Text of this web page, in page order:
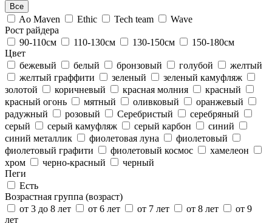
Все
Ao Maven Ethic Tech team
Wave
Рост райдера
90-110см
110-130см 130-150см
150-180см
Цвет
бежевый
белый бронзовый голубой
желтый
желтый граффити
зеленый
зеленый камуфляж
золотой
коричневый красная молния
красный
красный огонь
мятный оливковый
оранжевый
радужный
розовый Серебристый
серебряный
серый
серый камуфляж серый карбон
синий
синий металлик
фиолетовая луна
фиолетовый
фиолетовый графити
фиолетовый космос
хамелеон
хром
черно-красный
черный
Пеги
Есть
Возрастная группа (возраст)
от 3 до 8 лет
от 6 лет от 7 лет от 8 лет
от 9
лет